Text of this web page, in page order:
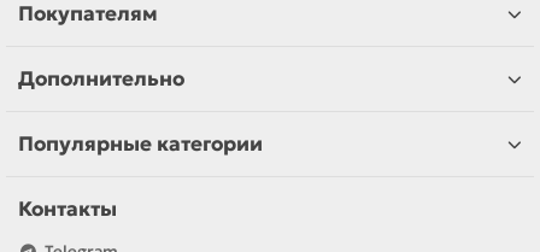
Покупателям
Дополнительно
Популярные категории
Контакты